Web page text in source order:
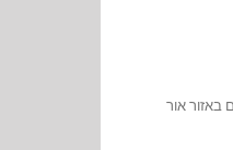
באזור אור